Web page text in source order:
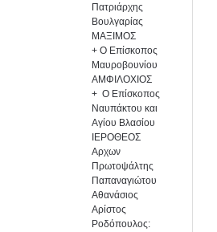
Πατριάρχης
Βουλγαρίας
ΜΑΞΙΜΟΣ
+ Ο Επίσκοπος
Μαυροβουνίου
ΑΜΦΙΛΟΧΙΟΣ
+ Ο Επίσκοπος
Ναυπάκτου και
Αγίου Βλασίου
ΙΕΡΟΘΕΟΣ
Αρχων
Πρωτοψάλτης
Παπαναγιώτου
Αθανάσιος
Αρίστος
Ροδόπουλος: